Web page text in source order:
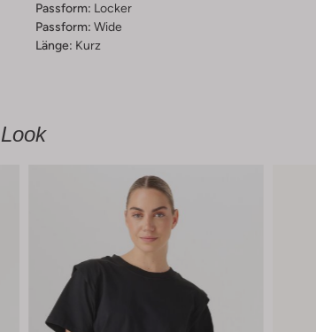
Passform: Locker
Passform: Wide
Länge: Kurz
Look